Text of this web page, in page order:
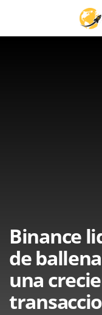
Binance
de
una